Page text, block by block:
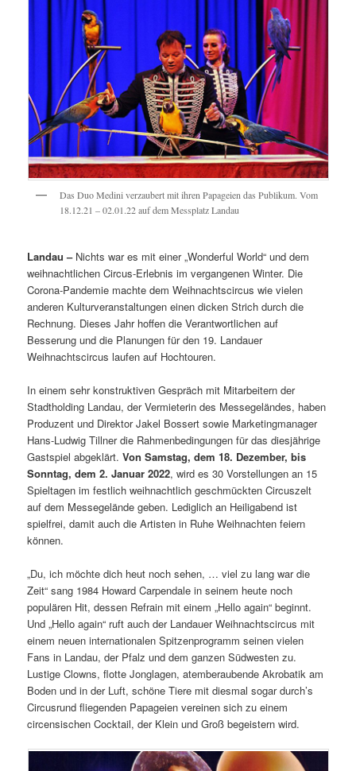
Das Duo Medini verzaubert mit ihren Papageien das Publikum. Vom
18.12.21 – 02.01.22 auf dem Messplatz Landau
Landau – Nichts war es mit einer „Wonderful World“ und dem
weihnachtlichen Circus-Erlebnis im vergangenen Winter. Die
Corona-Pandemie machte dem Weihnachtscircus wie vielen
anderen Kulturveranstaltungen einen dicken Strich durch die
Rechnung. Dieses Jahr hoffen die Verantwortlichen auf
Besserung und die Planungen für den 19. Landauer
Weihnachtscircus laufen auf Hochtouren.
In einem sehr konstruktiven Gespräch mit Mitarbeitern der
Stadtholding Landau, der Vermieterin des Messegeländes, haben
Produzent und Direktor Jakel Bossert sowie Marketingmanager
Hans-Ludwig Tillner die Rahmenbedingungen für das diesjährige
Gastspiel abgeklärt.Von Samstag, dem 18. Dezember, bis
Sonntag, dem 2. Januar 2022, wird es 30 Vorstellungen an 15
Spieltagen im festlich weihnachtlich geschmückten Circuszelt
auf dem Messegelände geben. Lediglich an Heiligabend ist
spielfrei, damit auch die Artisten in Ruhe Weihnachten feiern
können.
„Du, ich möchte dich heut noch sehen, … viel zu lang war die
Zeit“ sang 1984 Howard Carpendale in seinem heute noch
populären Hit, dessen Refrain mit einem „Hello again“ beginnt.
Und „Hello again“ ruft auch der Landauer Weihnachtscircus mit
einem neuen internationalen Spitzenprogramm seinen vielen
Fans in Landau, der Pfalz und dem ganzen Südwesten zu.
Lustige Clowns, flotte Jonglagen, atemberaubende Akrobatik am
Boden und in der Luft, schöne Tiere mit diesmal sogar durch’s
Circusrund fliegenden Papageien vereinen sich zu einem
circensischen Cocktail, der Klein und Groß begeistern wird.